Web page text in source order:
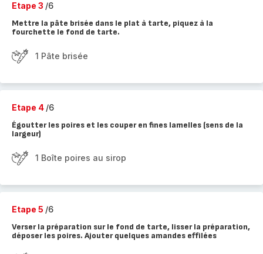
Etape 3 /6
Mettre la pâte brisée dans le plat à tarte, piquez à la
fourchette le fond de tarte.
1 Pâte brisée
Etape 4 /6
Égoutter les poires et les couper en fines lamelles (sens de la
largeur)
1 Boîte poires au sirop
Etape 5 /6
Verser la préparation sur le fond de tarte, lisser la préparation,
déposer les poires. Ajouter quelques amandes effilées